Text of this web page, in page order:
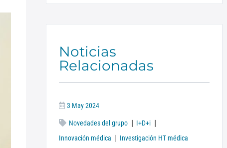
Noticias
Relacionadas
3 May 2024
Novedades del grupo | I+D+i |
Innovación médica | Investigación HT médica